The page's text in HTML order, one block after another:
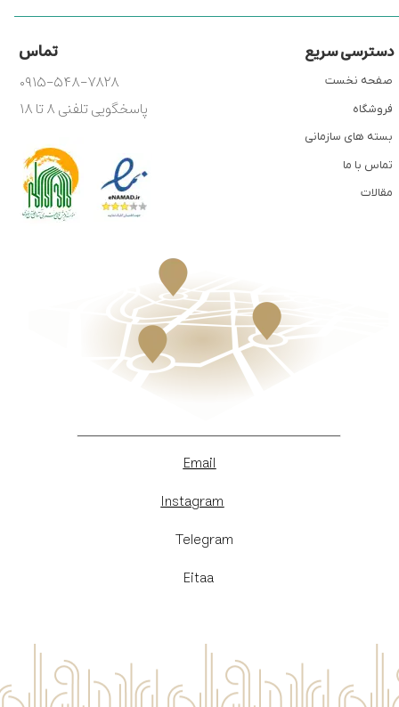
دسترسی سریع تماس
۰۹۱۵-۵۴۸-۷۸۲۸
پاسخگویی تلفنی ۸ تا ۱۸
صفحه نخست
فروشگاه
بسته های سازمانی
تماس با ما
مقالات
Email
Instagram
​Telegram
Eitaa